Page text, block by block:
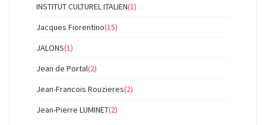
INSTITUT CULTUREL ITALIEN(1)
Jacques Fiorentino(15)
JALONS(1)
Jean de Portal(2)
Jean-Francois Rouzieres(2)
Jean-Pierre LUMINET(2)